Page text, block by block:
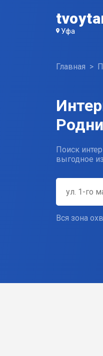
Уфа
Главная
Поиск
выгодное
Вся зона